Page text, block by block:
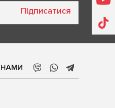
Підписатися
НАМИ